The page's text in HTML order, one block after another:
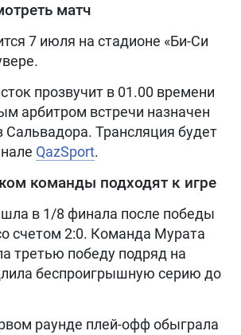
матч
7 июля на стадионе «Би-Си
прозвучит в 01.00 времени
арбитром встречи назначен
Сальвадора. Трансляция будет
QazSport.
команды подходят к игре
в 1/8 финала после победы
счетом 2:0. Команда Мурата
третью победу подряд на
беспроигрышную серию до
раунде плей-офф обыграла